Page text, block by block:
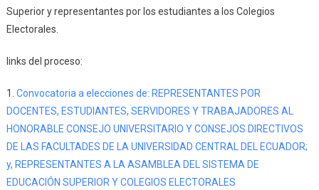
Superior y representantes por los estudiantes a los Colegios
Electorales.
links del proceso:
1. Convocatoria a elecciones de: REPRESENTANTES POR
DOCENTES, ESTUDIANTES, SERVIDORES Y TRABAJADORES AL
HONORABLE CONSEJO UNIVERSITARIO Y CONSEJOS DIRECTIVOS
DE LAS FACULTADES DE LA UNIVERSIDAD CENTRAL DEL ECUADOR;
y, REPRESENTANTES A LA ASAMBLEA DEL SISTEMA DE
EDUCACIÓN SUPERIOR Y COLEGIOS ELECTORALES